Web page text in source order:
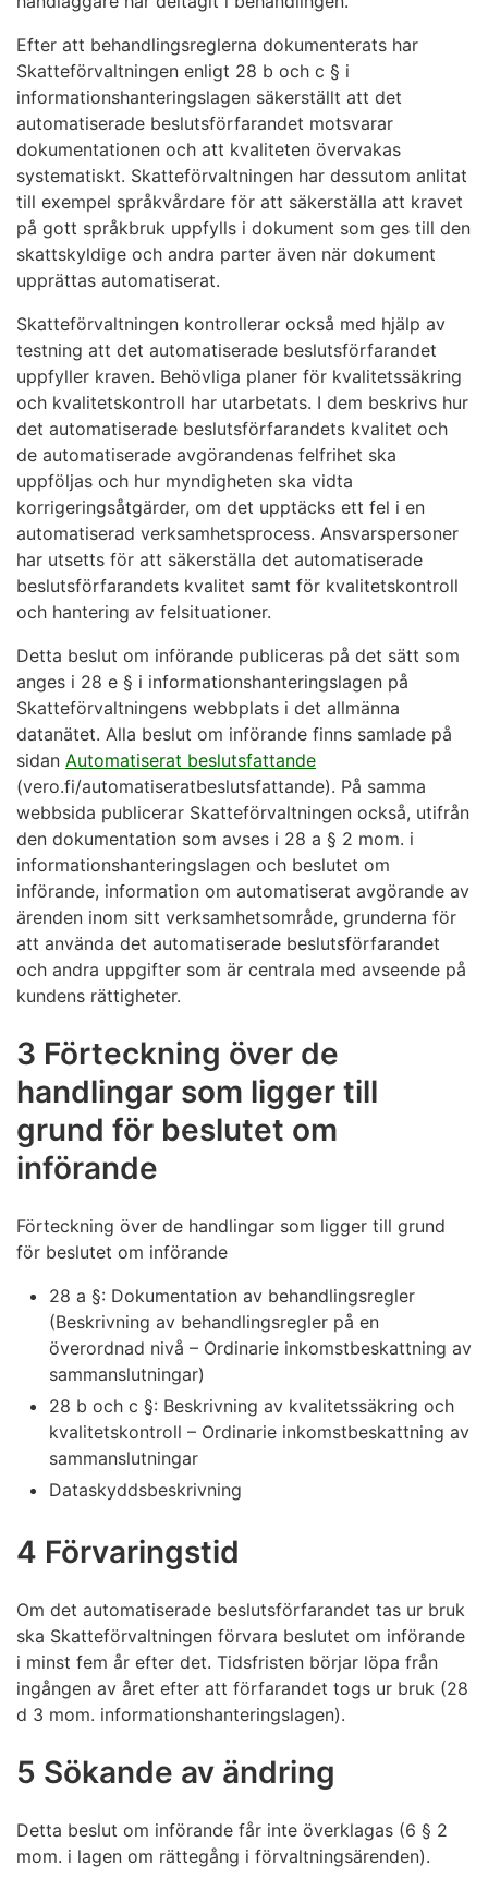
Efter att behandlingsreglerna dokumenterats har
Skatteförvaltningen enligt 28 b och c § i
informationshanteringslagen säkerställt att det
automatiserade beslutsförfarandet motsvarar
dokumentationen och att kvaliteten övervakas
systematiskt. Skatteförvaltningen har dessutom anlitat
till exempel språkvårdare för att säkerställa att kravet
på gott språkbruk uppfylls i dokument som ges till den
skattskyldige och andra parter även när dokument
upprättas automatiserat.
Skatteförvaltningen kontrollerar också med hjälp av
testning att det automatiserade beslutsförfarandet
uppfyller kraven. Behövliga planer för kvalitetssäkring
och kvalitetskontroll har utarbetats. I dem beskrivs hur
det automatiserade beslutsförfarandets kvalitet och
de automatiserade avgörandenas felfrihet ska
uppföljas och hur myndigheten ska vidta
korrigeringsåtgärder, om det upptäcks ett fel i en
automatiserad verksamhetsprocess. Ansvarspersoner
har utsetts för att säkerställa det automatiserade
beslutsförfarandets kvalitet samt för kvalitetskontroll
och hantering av felsituationer.
Detta beslut om införande publiceras på det sätt som
anges i 28 e § i informationshanteringslagen på
Skatteförvaltningens webbplats i det allmänna
datanätet. Alla beslut om införande finns samlade på
sidan Automatiserat beslutsfattande
(vero.fi/automatiseratbeslutsfattande). På samma
webbsida publicerar Skatteförvaltningen också, utifrån
den dokumentation som avses i 28 a § 2 mom. i
informationshanteringslagen och beslutet om
införande, information om automatiserat avgörande av
ärenden inom sitt verksamhetsområde, grunderna för
att använda det automatiserade beslutsförfarandet
och andra uppgifter som är centrala med avseende på
kundens rättigheter.
3 Förteckning över de
handlingar som ligger till
grund för beslutet om
införande
Förteckning över de handlingar som ligger till grund
för beslutet om införande
28 a §: Dokumentation av behandlingsregler
(Beskrivning av behandlingsregler på en
överordnad nivå – Ordinarie inkomstbeskattning av
sammanslutningar)
28 b och c §: Beskrivning av kvalitetssäkring och
kvalitetskontroll – Ordinarie inkomstbeskattning av
sammanslutningar
Dataskyddsbeskrivning
4 Förvaringstid
Om det automatiserade beslutsförfarandet tas ur bruk
ska Skatteförvaltningen förvara beslutet om införande
i minst fem år efter det. Tidsfristen börjar löpa från
ingången av året efter att förfarandet togs ur bruk (28
d 3 mom. informationshanteringslagen).
5 Sökande av ändring
Detta beslut om införande får inte överklagas (6 § 2
mom. i lagen om rättegång i förvaltningsärenden).